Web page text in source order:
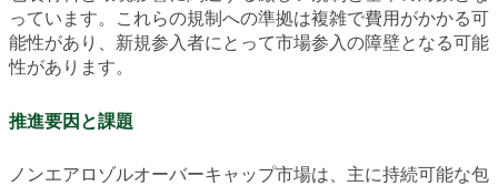
っています。これらの規制への準拠は複雑で費用がかかる可
能性があり、新規参入者にとって市場参入の障壁となる可能
性があります。
推進要因と課題
ノンエアロゾルオーバーキャップ市場は、主に持続可能な包